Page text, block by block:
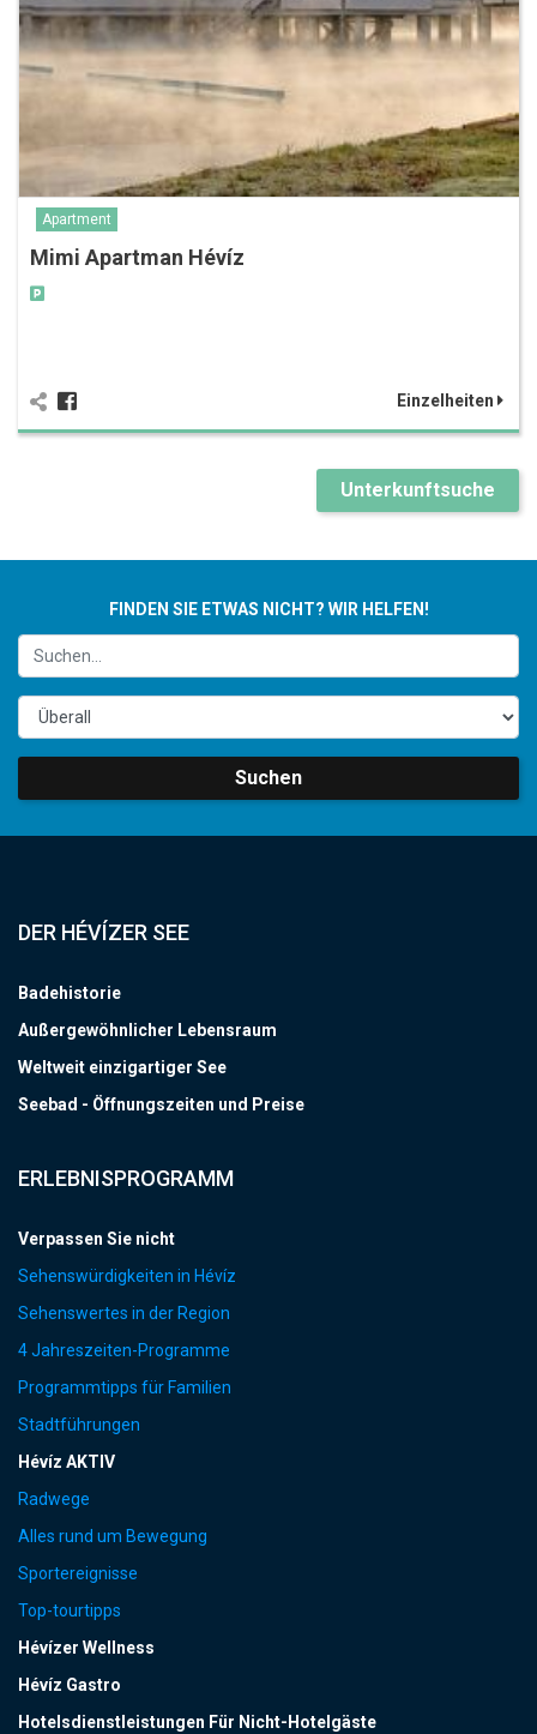
Apartment
Mimi Apartman Hévíz
Einzelheiten
Unterkunftsuche
FINDEN SIE ETWAS NICHT? WIR HELFEN!
Suchen
DER HÉVÍZER SEE
Badehistorie
Außergewöhnlicher Lebensraum
Weltweit einzigartiger See
Seebad - Öffnungszeiten und Preise
ERLEBNISPROGRAMM
Verpassen Sie nicht
Sehenswürdigkeiten in Hévíz
Sehenswertes in der Region
4 Jahreszeiten-Programme
Programmtipps für Familien
Stadtführungen
Hévíz AKTIV
Radwege
Alles rund um Bewegung
Sportereignisse
Top-tourtipps
Hévízer Wellness
Hévíz Gastro
Hotelsdienstleistungen Für Nicht-Hotelgäste